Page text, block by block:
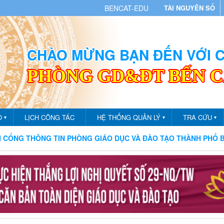
BENCAT-EDU TÀI NGUYÊN SỐ
CHÀO MỪNG BẠN ĐẾN VỚI
PHÒNG GD&ĐT BẾN
▼ LỊCH CÔNG TÁC HỆ THỐNG QUẢN LÝ ▼ TRA CỨU ▼
TIN PHÒNG GIÁO DỤC VÀ ĐÀO TẠO THÀNH PHỐ BẾN CÁT